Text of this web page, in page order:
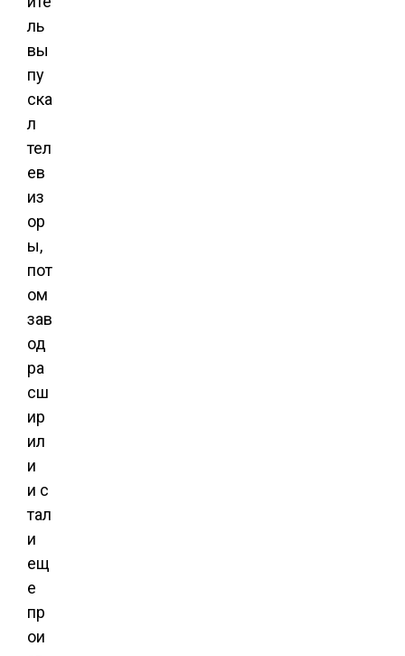
ль
вы
пу
ска
л
тел
ев
из
ор
ы,
пот
ом
зав
од
ра
сш
ир
ил
и
и с
тал
и
ещ
е
пр
ои